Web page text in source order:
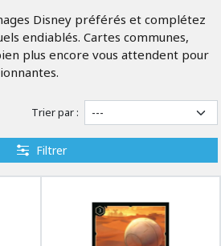
Disney préférés et complétez
endiablés. Cartes communes,
plus encore vous attendent pour
Trier par :
Filtrer